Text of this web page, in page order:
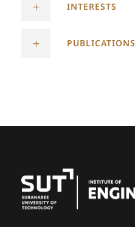
INTERESTS
PUBLICATIONS